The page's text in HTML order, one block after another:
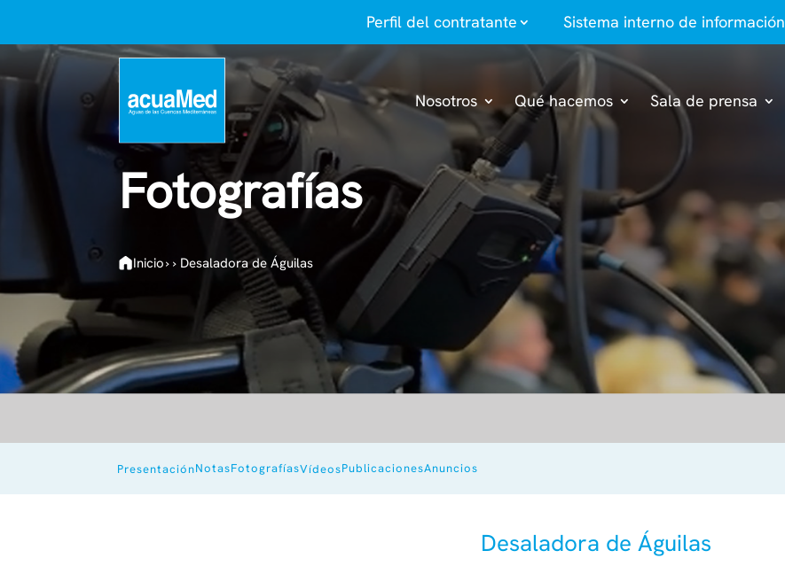
Perfil del contratante Sistema interno de información
Nosotros Qué hacemos Sala de prensa
Fotografías
Inicio› › Desaladora de Águilas
PresentaciónNotasFotografíasVídeosPublicacionesAnuncios
Desaladora de Águilas